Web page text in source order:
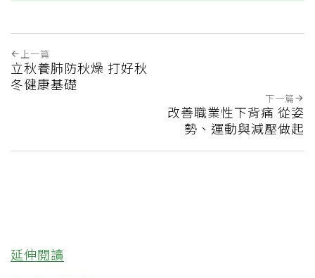
上一篇
立秋養肺防秋燥 打好秋
冬健康基礎
下一篇
改善職業性下背痛 從姿
勢、運動與減壓做起
延伸閱讀